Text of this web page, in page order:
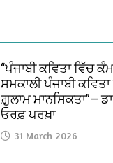
“ਪੰਜਾਬੀ ਕਵਿਤਾ ਵਿੱਚ
ਸਮਕਾਲੀ ਪੰਜਾਬੀ
ਗ਼ੁਲਾਮ ਮਾਨਸਿਕਤਾ”—
ਓਰਫ਼ ਪਰਖ਼ਾ
31 March 2026